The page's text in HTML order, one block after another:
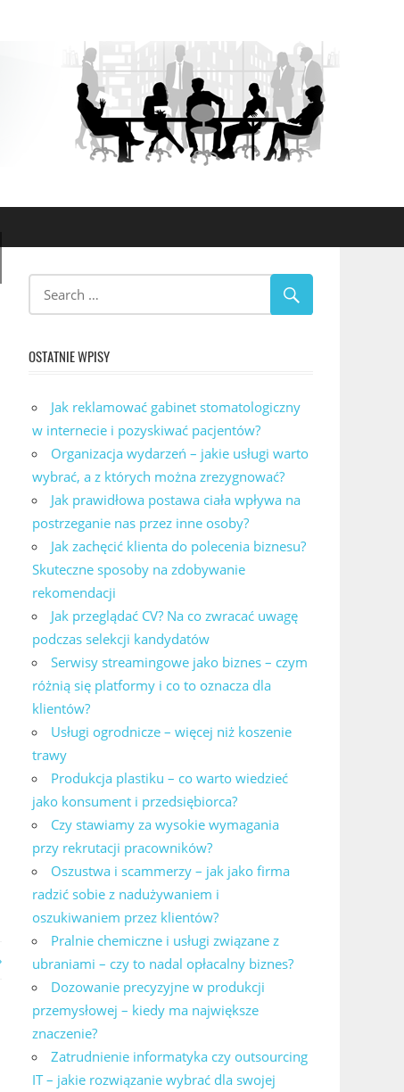
OSTATNIE WPISY
Jak reklamować gabinet stomatologiczny
w internecie i pozyskiwać pacjentów?
Organizacja wydarzeń – jakie usługi warto
wybrać, a z których można zrezygnować?
Jak prawidłowa postawa ciała wpływa na
postrzeganie nas przez inne osoby?
Jak zachęcić klienta do polecenia biznesu?
Skuteczne sposoby na zdobywanie
rekomendacji
Jak przeglądać CV? Na co zwracać uwagę
podczas selekcji kandydatów
Serwisy streamingowe jako biznes – czym
różnią się platformy i co to oznacza dla
klientów?
Usługi ogrodnicze – więcej niż koszenie
trawy
Produkcja plastiku – co warto wiedzieć
jako konsument i przedsiębiorca?
Czy stawiamy za wysokie wymagania
przy rekrutacji pracowników?
Oszustwa i scammerzy – jak jako firma
radzić sobie z nadużywaniem i
oszukiwaniem przez klientów?
Pralnie chemiczne i usługi związane z
ubraniami – czy to nadal opłacalny biznes?
Dozowanie precyzyjne w produkcji
przemysłowej – kiedy ma największe
znaczenie?
Zatrudnienie informatyka czy outsourcing
IT – jakie rozwiązanie wybrać dla swojej